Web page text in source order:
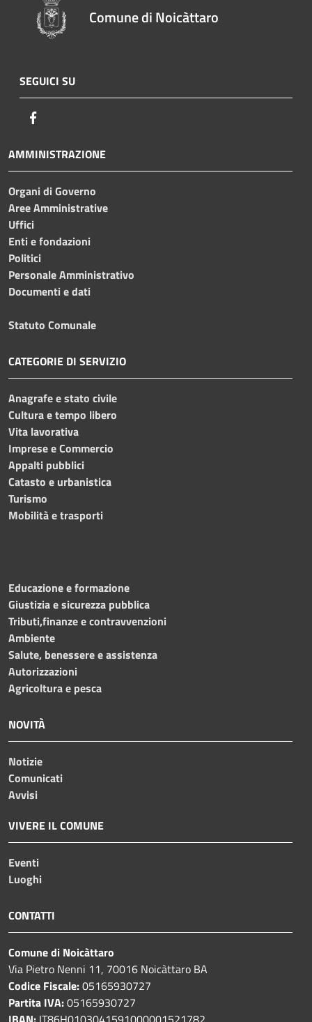
Comune di Noicàttaro
SEGUICI SU
AMMINISTRAZIONE
Organi di Governo
Aree Amministrative
Uffici
Enti e fondazioni
Politici
Personale Amministrativo
Documenti e dati
Statuto Comunale
CATEGORIE DI SERVIZIO
Anagrafe e stato civile
Cultura e tempo libero
Vita lavorativa
Imprese e Commercio
Appalti pubblici
Catasto e urbanistica
Turismo
Mobilità e trasporti
Educazione e formazione
Giustizia e sicurezza pubblica
Tributi,finanze e contravvenzioni
Ambiente
Salute, benessere e assistenza
Autorizzazioni
Agricoltura e pesca
NOVITÀ
Notizie
Comunicati
Avvisi
VIVERE IL COMUNE
Eventi
Luoghi
CONTATTI
Comune di Noicàttaro
Via Pietro Nenni 11, 70016 Noicàttaro BA
Codice Fiscale:05165930727
Partita IVA:05165930727